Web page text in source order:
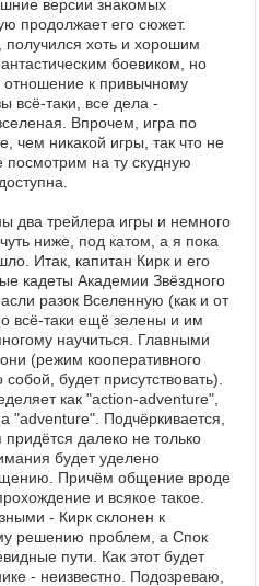
версии знакомых
продолжает его сюжет.
хоть и хорошим
боевиком, но
к привычному
всё-таки, все дела -
Впрочем, игра по
чем никакой игры, так что не
на ту скудную
два трейлера игры и немного
ниже, под катом, а я пока
Итак, капитан Кирк и его
кадеты Академии Звёздного
разок Вселенную (как и от
всё-таки ещё зелены и им
научиться. Главными
(режим кооперативного
будет присутствовать).
как "action-adventure",
Подчёркивается,
далеко не только
будет уделено
Причём общение вроде
и всякое такое.
- Кирк склонен к
решению проблем, а Спок
пути. Как этот будет
- неизвестно. Подозреваю,